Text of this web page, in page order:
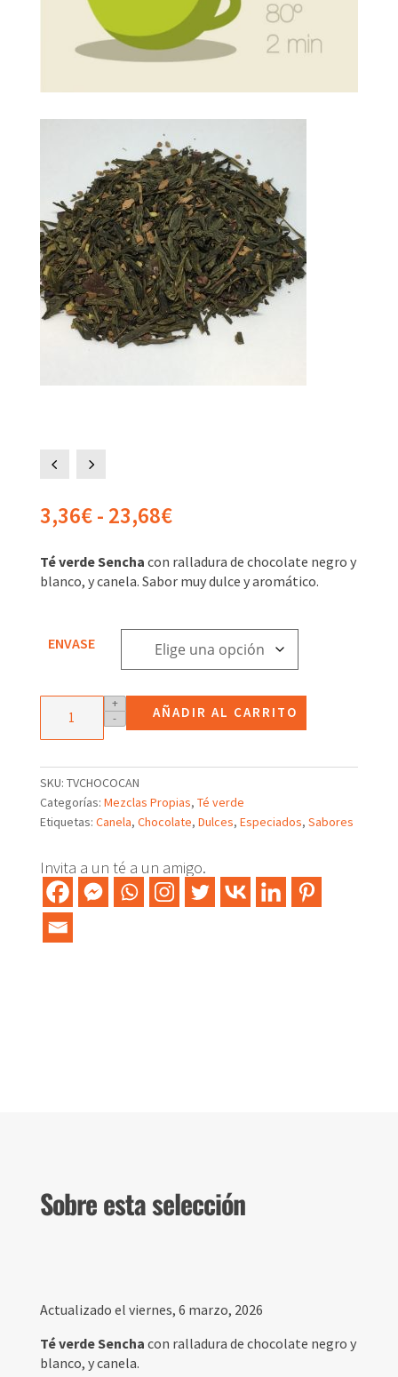
4 5
3,36€- 23,68€Rango
precios:
desde
3,36€
23,68€
Té verde Sencha con ralladura de chocolate negro y
blanco, y canela. Sabor muy dulce y aromático.
ENVASE
verde
con
Chocolate
y
Canela
cantidad
+
-
AÑADIR AL CARRITO
SKU: TVCHOCOCAN
Categorías: Mezclas Propias, Té verde
Etiquetas: Canela, Chocolate, Dulces, Especiados, Sabores
Invita a un té a un amigo.
Sobre esta selección
Actualizado el viernes, 6 marzo, 2026
Té verde Sencha con ralladura de chocolate negro y
blanco, y canela.